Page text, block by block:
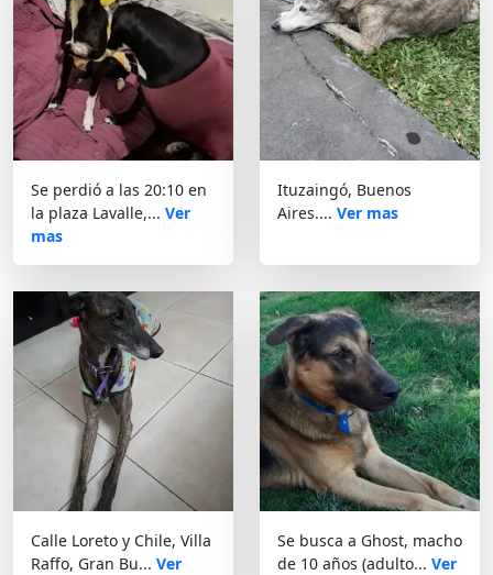
Se perdió a las 20:10 en
la plaza Lavalle,... Ver
mas
Ituzaingó, Buenos
Aires.... Ver mas
Calle Loreto y Chile, Villa
Raffo, Gran Bu... Ver
Se busca a Ghost, macho
de 10 años (adulto... Ver